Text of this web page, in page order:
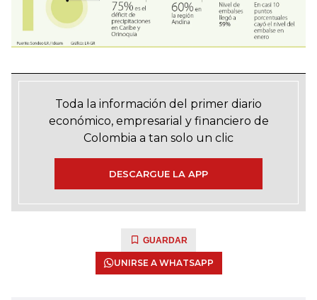
Toda la información del primer diario
económico, empresarial y financiero de
Colombia a tan solo un clic
DESCARGUE LA APP
GUARDAR
UNIRSE A WHATSAPP